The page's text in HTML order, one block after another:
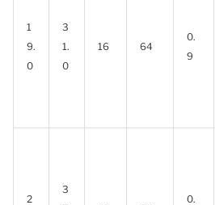
1
9.
0
3
1.
0
16 64
0.
9
2
3
0.